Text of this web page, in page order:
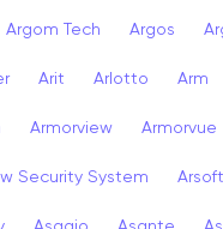
Argom Tech Argos
Arit Arlotto Arm
Armorview Armorvue
Security System Arsoft